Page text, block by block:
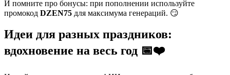
И помните про бонусы: при пополнении используйте
промокод DZEN75 для максимума генераций. 😏
Идеи для разных праздников:
вдохновение на весь год 📅❤️